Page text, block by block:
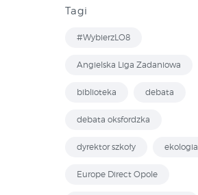
Tagi
#WybierzLO8
Angielska Liga Zadaniowa
biblioteka debata
debata oksfordzka
dyrektor szkoły ekologia
Europe Direct Opole